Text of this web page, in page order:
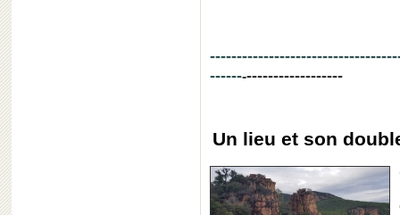
-------------------------
Un lieu et son